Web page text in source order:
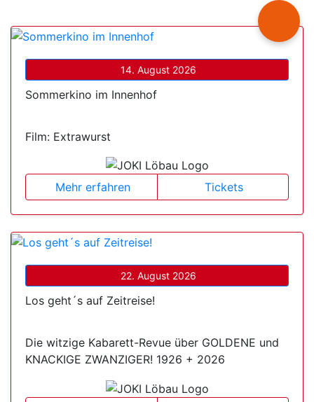
14. August 2026
Sommerkino im Innenhof
Film: Extrawurst
Mehr erfahren Tickets
22. August 2026
Los geht´s auf Zeitreise!
Die witzige Kabarett-Revue über GOLDENE und
KNACKIGE ZWANZIGER! 1926 + 2026